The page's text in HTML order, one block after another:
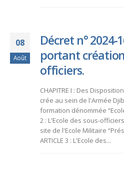
08
Août
Décret n° 2024-
portant création
officiers.
CHAPITRE I : Des
crée au sein de l'Armée
formation dénommée
2 : L'Ecole des sous-
site de l'Ecole Militaire
ARTICLE 3 : L'Ecole des...